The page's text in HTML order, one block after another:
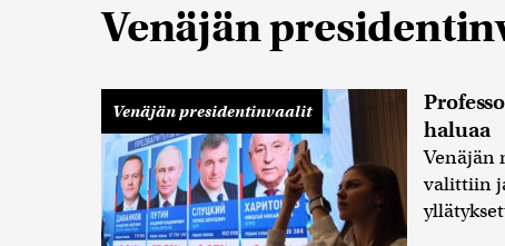
Venäjän
Venäjän presidentinvaalit
haluaa
Venäjän
valittiin